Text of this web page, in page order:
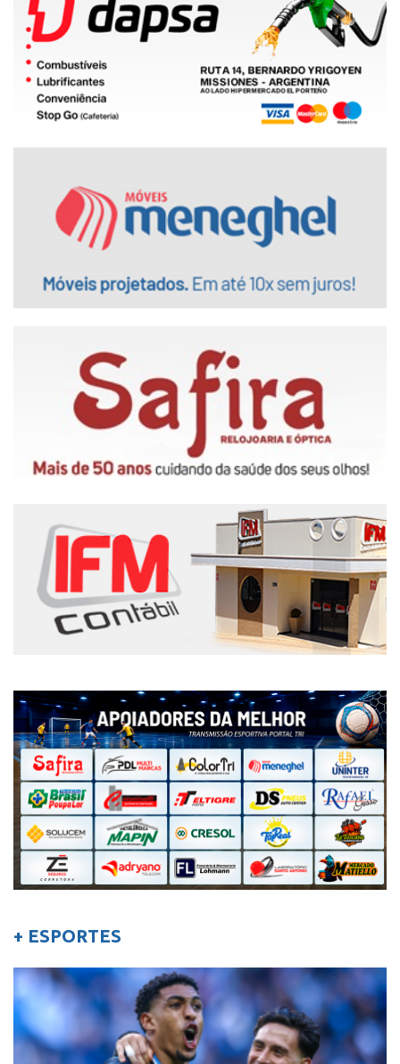
+ ESPORTES